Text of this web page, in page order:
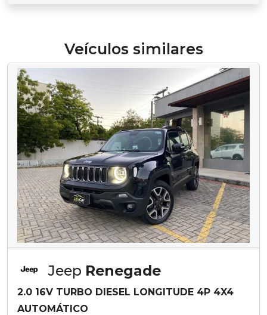
Veículos similares
Jeep Renegade
2.0 16V TURBO DIESEL LONGITUDE 4P 4X4
AUTOMÁTICO